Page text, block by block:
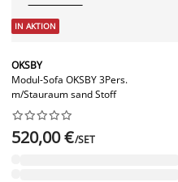
IN AKTION
OKSBY
Modul-Sofa OKSBY 3Pers.
m/Stauraum sand Stoff






520,00 €/SET